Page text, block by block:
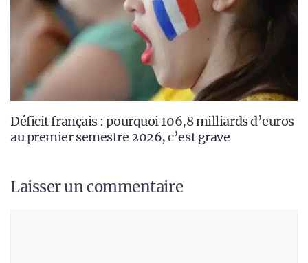
Déficit français : pourquoi 106,8 milliards d’euros
au premier semestre 2026, c’est grave
Laisser un commentaire